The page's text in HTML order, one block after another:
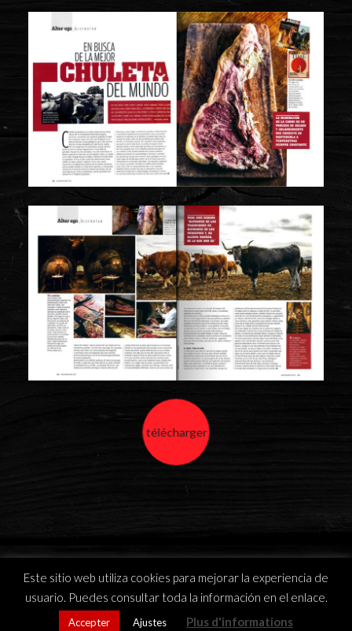
télécharger
Este sitio web utiliza cookies para mejorar la experiencia de
usuario. Puedes consultar toda la información en el enlace.
Accepter Ajustes Plus d'informations